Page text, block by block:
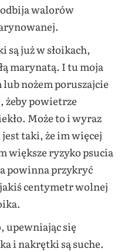
walorów
są już w słoikach,
marynatą. I tu moja
nożem poruszajcie
żeby powietrze
Może to i wyraz
taki, że im więcej
większe ryzyko psucia
powinna przykryć
centymetr wolnej
upewniając się
i nakrętki są suche.